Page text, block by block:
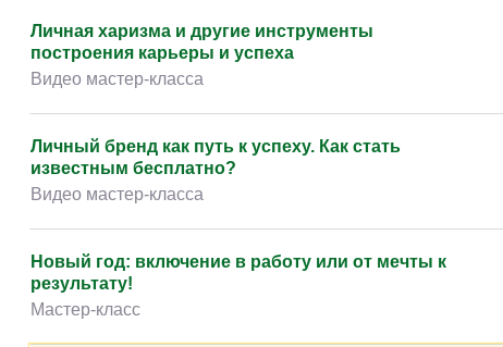
Личная харизма и другие инструменты
построения карьеры и успеха
Видео мастер-класса
Личный бренд как путь к успеху. Как стать
известным бесплатно?
Видео мастер-класса
Новый год: включение в работу или от мечты к
результату!
Мастер-класс